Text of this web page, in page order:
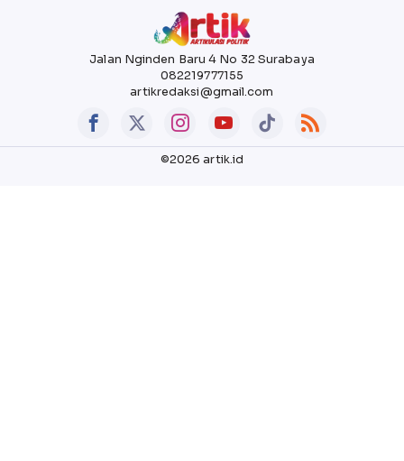
Jalan Nginden Baru 4 No 32 Surabaya
082219777155
artikredaksi@gmail.com
©2026 artik.id